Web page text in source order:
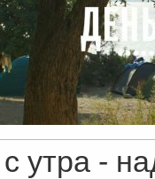
утра -